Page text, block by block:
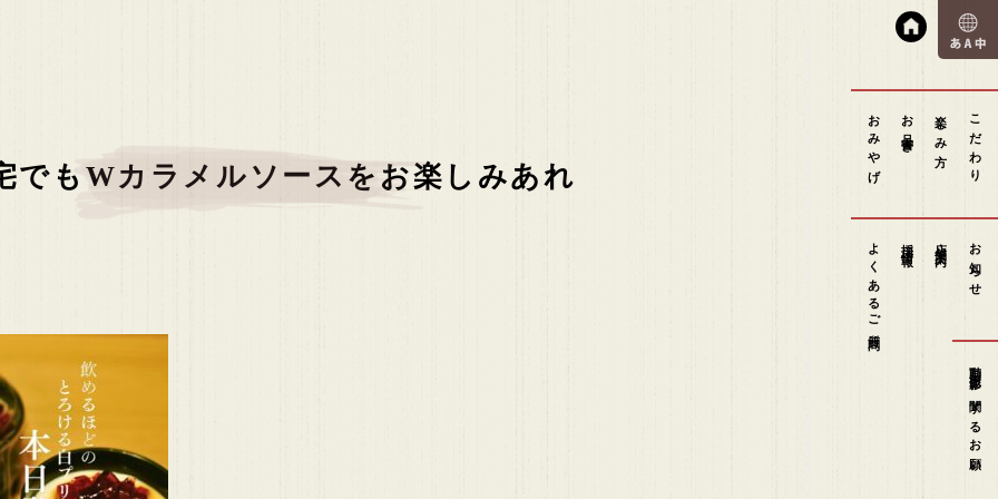
こだわり
楽しみ方
お品書き
おみやげ
お知らせ
店舗案内
採用情報
よくあるご質問
動画撮影に関するお願い
でもWカラメルソースをお楽しみあれ